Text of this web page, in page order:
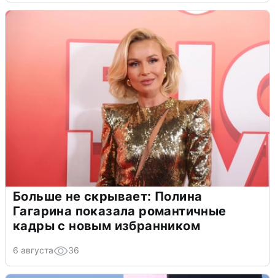
Больше не скрывает: Полина
Гагарина показала романтичные
кадры с новым избранником
6 августа 36